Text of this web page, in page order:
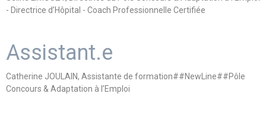
- Directrice d’Hôpital - Coach Professionnelle Certifiée
Assistant.e
Catherine JOULAIN, Assistante de formation##NewLine##Pôle
Concours & Adaptation à l’Emploi